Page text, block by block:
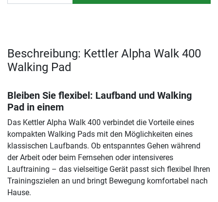
Beschreibung: Kettler Alpha Walk 400
Walking Pad
Bleiben Sie flexibel: Laufband und Walking
Pad in einem
Das Kettler Alpha Walk 400 verbindet die Vorteile eines
kompakten Walking Pads mit den Möglichkeiten eines
klassischen Laufbands. Ob entspanntes Gehen während
der Arbeit oder beim Fernsehen oder intensiveres
Lauftraining – das vielseitige Gerät passt sich flexibel Ihren
Trainingszielen an und bringt Bewegung komfortabel nach
Hause.